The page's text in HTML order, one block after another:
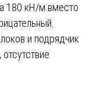
180 кН/м вместо
и подрядчик